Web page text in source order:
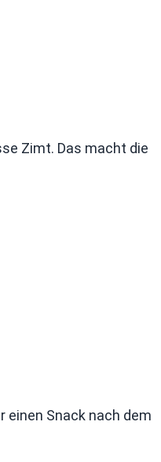
Zimt. Das macht die
einen Snack nach dem